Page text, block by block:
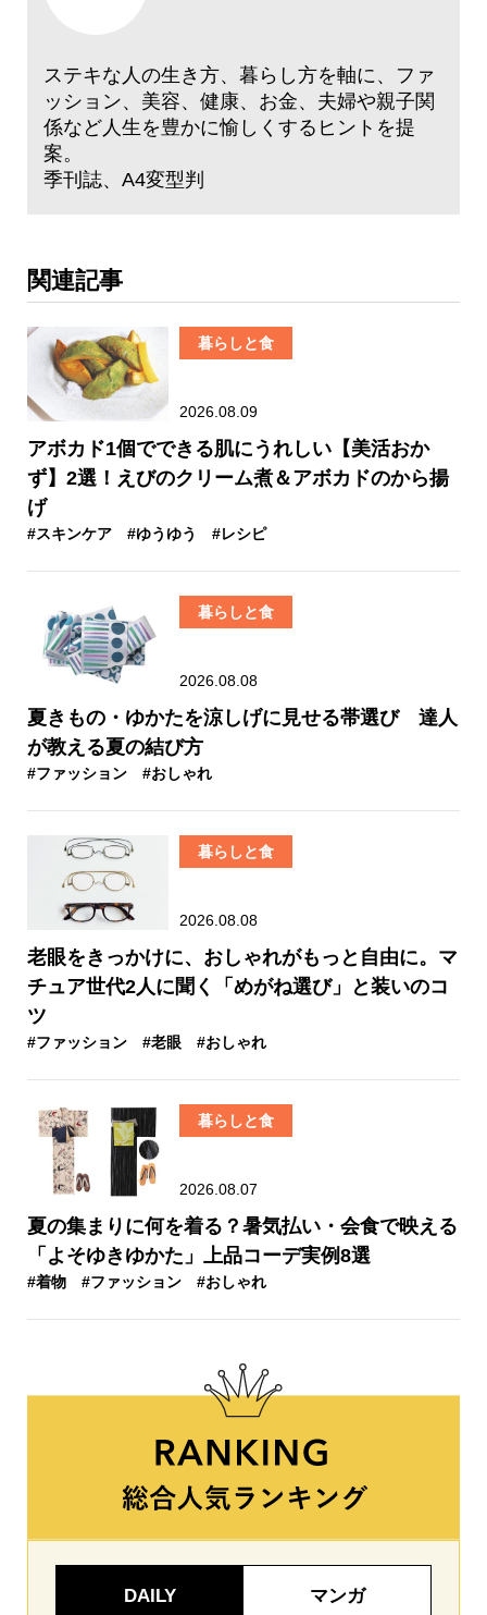
ステキな人の生き方、暮らし方を軸に、ファ
ッション、美容、健康、お金、夫婦や親子関
係など人生を豊かに愉しくするヒントを提
案。
季刊誌、A4変型判
関連記事
暮らしと食
2026.08.09
アボカド1個でできる肌にうれしい【美活おか
ず】2選！えびのクリーム煮＆アボカドのから揚
げ
#スキンケア #ゆうゆう #レシピ
暮らしと食
2026.08.08
夏きもの・ゆかたを涼しげに見せる帯選び 達人
が教える夏の結び方
#ファッション #おしゃれ
暮らしと食
2026.08.08
老眼をきっかけに、おしゃれがもっと自由に。マ
チュア世代2人に聞く「めがね選び」と装いのコ
ツ
#ファッション #老眼 #おしゃれ
暮らしと食
2026.08.07
夏の集まりに何を着る？暑気払い・会食で映える
「よそゆきゆかた」上品コーデ実例8選
#着物 #ファッション #おしゃれ
DAILY マンガ